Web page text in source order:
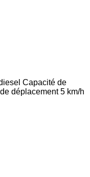
Capacité de
déplacement 5 km/h